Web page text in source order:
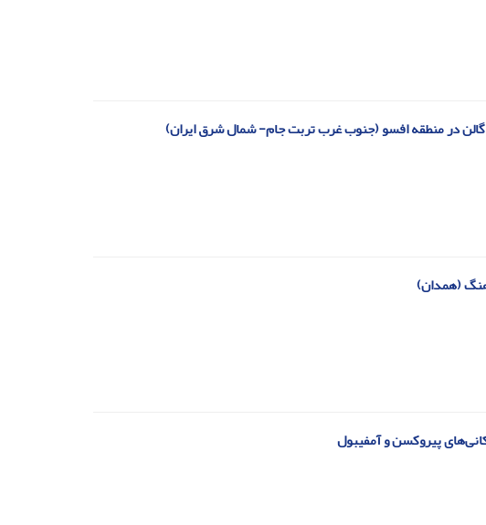
در منطقه افسو (جنوب غرب تربت جام- شمال شرق ایران)
(همدان)
پیروکسن و آمفیبول